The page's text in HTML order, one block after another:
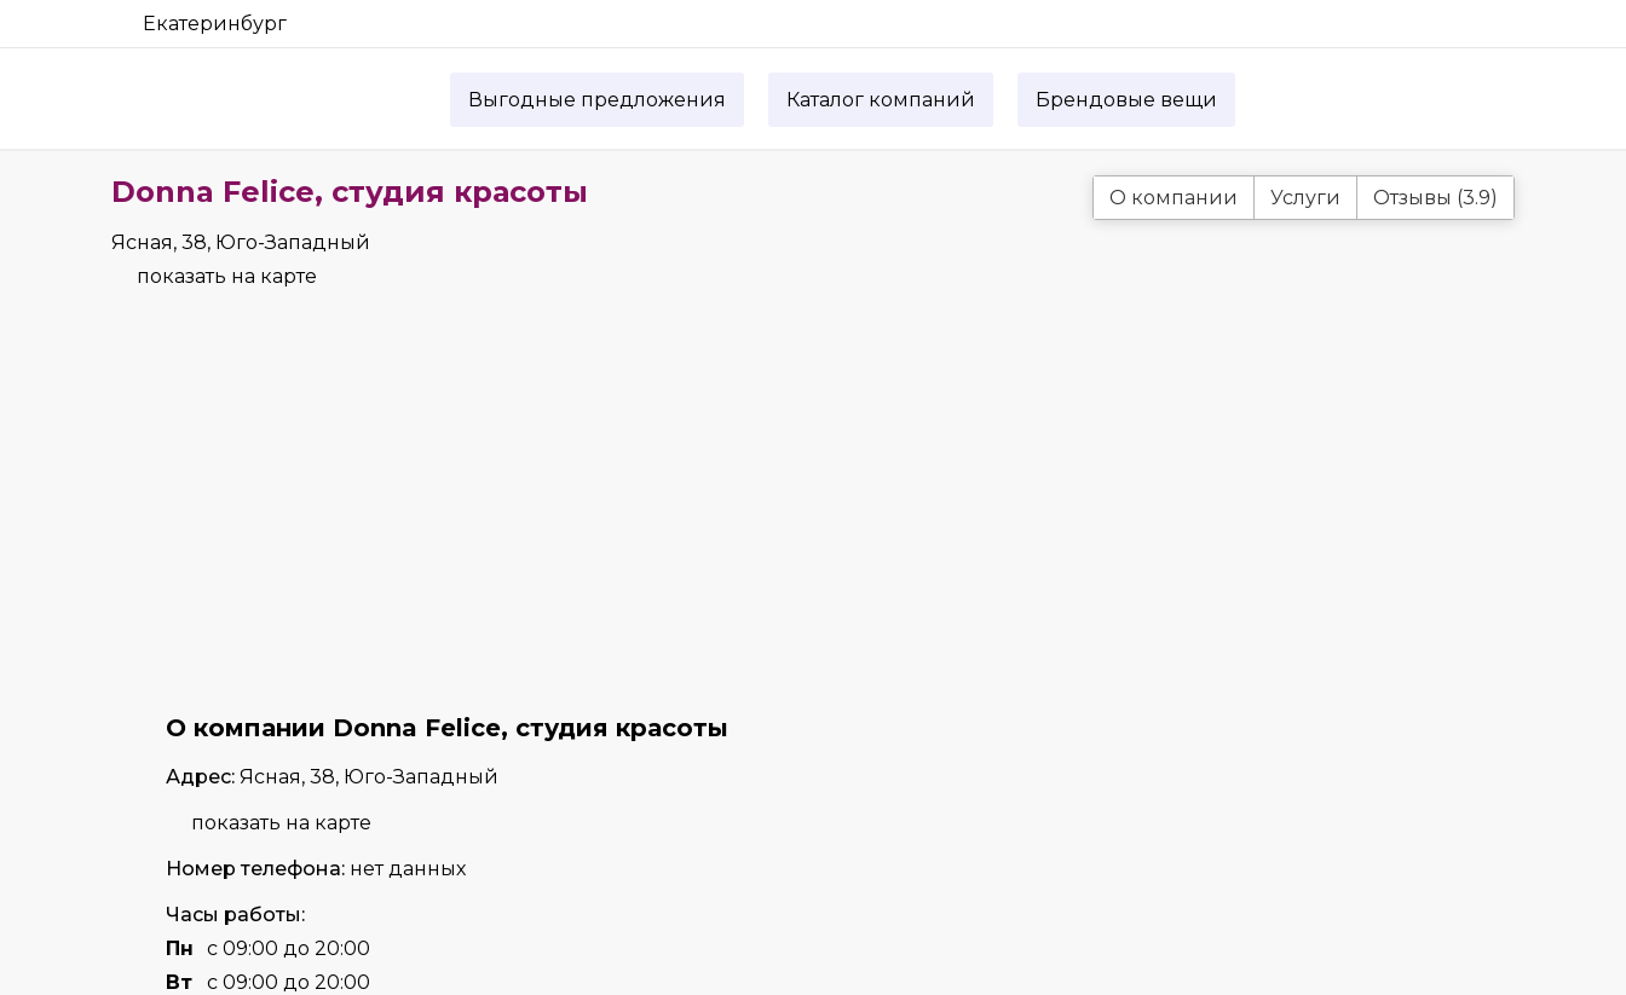
Екатеринбург
Выгодные предложения Каталог компаний Брендовые вещи
Donna Felice, студия красоты
Ясная, 38, Юго-Западный
показать на карте
О компании Услуги Отзывы (3.9)
О компании Donna Felice, студия красоты
Адрес: Ясная, 38, Юго-Западный
показать на карте
Номер телефона: нет данных
Часы работы:
Пн
с 09:00 до 20:00
Вт
с 09:00 до 20:00